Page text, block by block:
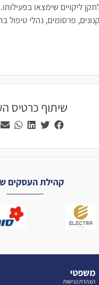
ליקויים שימצאו
פרסומים, נהלי טיפול
שיתוף כרטיס
קהילת העסקים
משפטי
הצהרת נגישות